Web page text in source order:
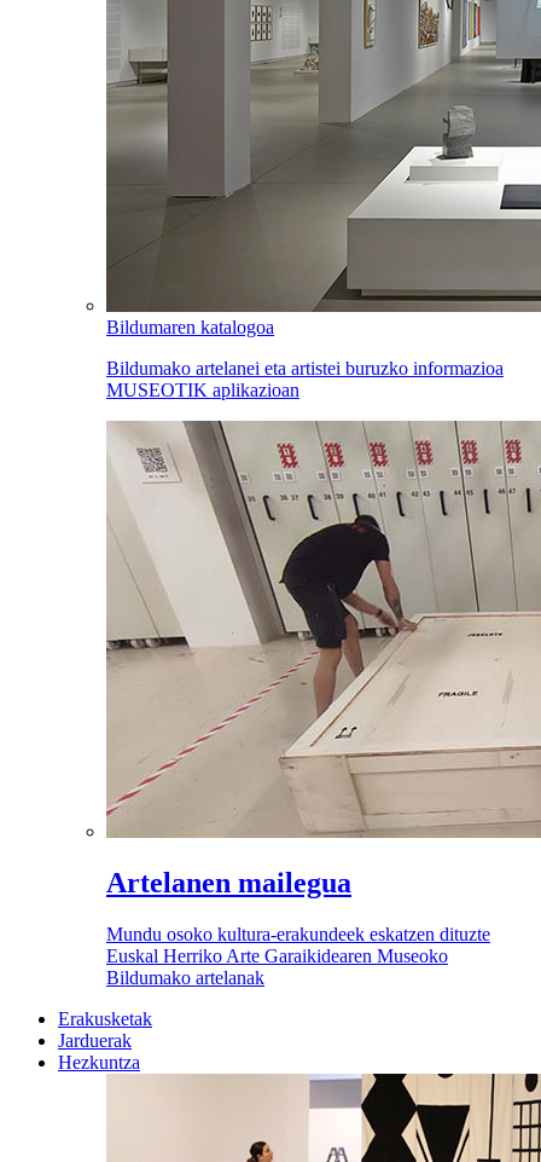
Bildumaren katalogoa
Bildumako artelanei eta artistei buruzko informazioa
MUSEOTIK aplikazioan
Artelanen mailegua
Mundu osoko kultura-erakundeek eskatzen dituzte
Euskal Herriko Arte Garaikidearen Museoko
Bildumako artelanak
Erakusketak
Jarduerak
Hezkuntza